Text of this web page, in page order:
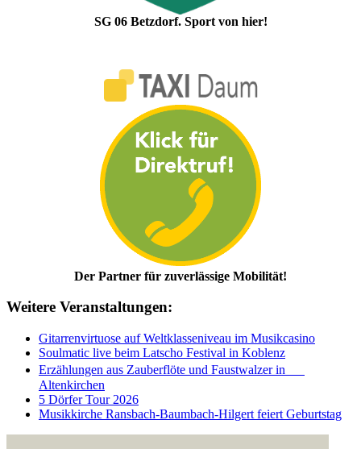
SG 06 Betzdorf. Sport von hier!
Der Partner für zuverlässige Mobilität!
Weitere Veranstaltungen:
Gitarrenvirtuose auf Weltklasseniveau im Musikcasino
Soulmatic live beim Latscho Festival in Koblenz
Erzählungen aus Zauberflöte und Faustwalzer in
Altenkirchen
5 Dörfer Tour 2026
Musikkirche Ransbach-Baumbach-Hilgert feiert Geburtstag